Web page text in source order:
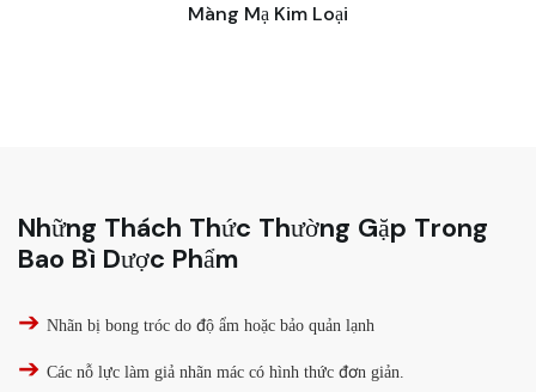
Màng Mạ Kim Loại
Những Thách Thức Thường Gặp Trong
Bao Bì Dược Phẩm
➔ Nhãn bị bong tróc do độ ẩm hoặc bảo quản lạnh
➔ Các nỗ lực làm giả nhãn mác có hình thức đơn giản.